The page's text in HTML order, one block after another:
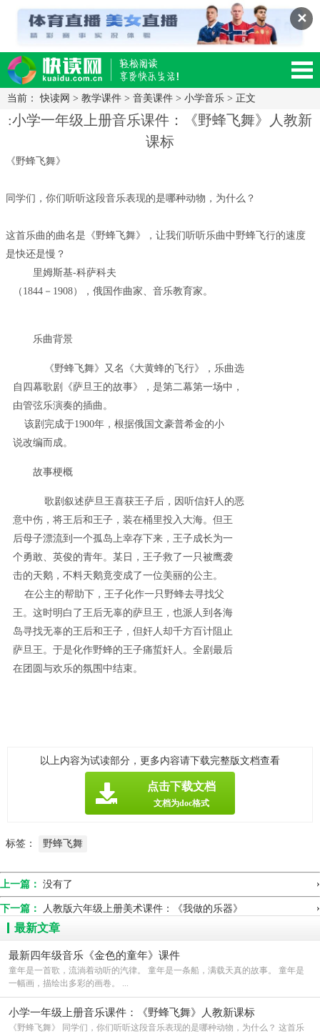
✕
读网-轻松阅读,快乐生活移动版
当前：快读网 > 教学课件 > 音美课件 > 小学音乐 > 正文
:小学一年级上册音乐课件：《野蜂飞舞》人教新
课标
《野蜂飞舞》
同学们，你们听听这段音乐表现的是哪种动物，为什么？
这首乐曲的曲名是《野蜂飞舞》，让我们听听乐曲中野蜂飞行的速度
是快还是慢？
里姆斯基-科萨科夫
（1844－1908），俄国作曲家、音乐教育家。
乐曲背景
《野蜂飞舞》又名《大黄蜂的飞行》，乐曲选
自四幕歌剧《萨旦王的故事》，是第二幕第一场中，
由管弦乐演奏的插曲。
该剧完成于1900年，根据俄国文豪普希金的小
说改编而成。
故事梗概
歌剧叙述萨旦王喜获王子后，因听信奸人的恶
意中伤，将王后和王子，装在桶里投入大海。但王
后母子漂流到一个孤岛上幸存下来，王子成长为一
个勇敢、英俊的青年。某日，王子救了一只被鹰袭
击的天鹅，不料天鹅竟变成了一位美丽的公主。
在公主的帮助下，王子化作一只野蜂去寻找父
王。这时明白了王后无辜的萨旦王，也派人到各海
岛寻找无辜的王后和王子，但奸人却千方百计阻止
萨旦王。于是化作野蜂的王子痛蜇奸人。全剧最后
在团圆与欢乐的氛围中结束。
以上内容为试读部分，更多内容请下载完整版文档查看
点击下载文档
文档为doc格式
标签： 野蜂飞舞
上一篇： 没有了 ›
下一篇： 人教版六年级上册美术课件：《我做的乐器》 ›
最新文章
最新四年级音乐《金色的童年》课件
童年是一首歌，流淌着动听的汽律。 童年是一条船，满载天真的故事。 童年是
一幅画，描绘出多彩的画卷。 ...
小学一年级上册音乐课件：《野蜂飞舞》人教新课标
《野蜂飞舞》 同学们，你们听听这段音乐表现的是哪种动物，为什么？ 这首乐